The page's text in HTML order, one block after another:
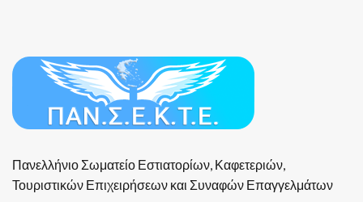
Πανελλήνιο Σωματείο Εστιατορίων, Καφετεριών,
Τουριστικών Επιχειρήσεων και Συναφών Επαγγελμάτων